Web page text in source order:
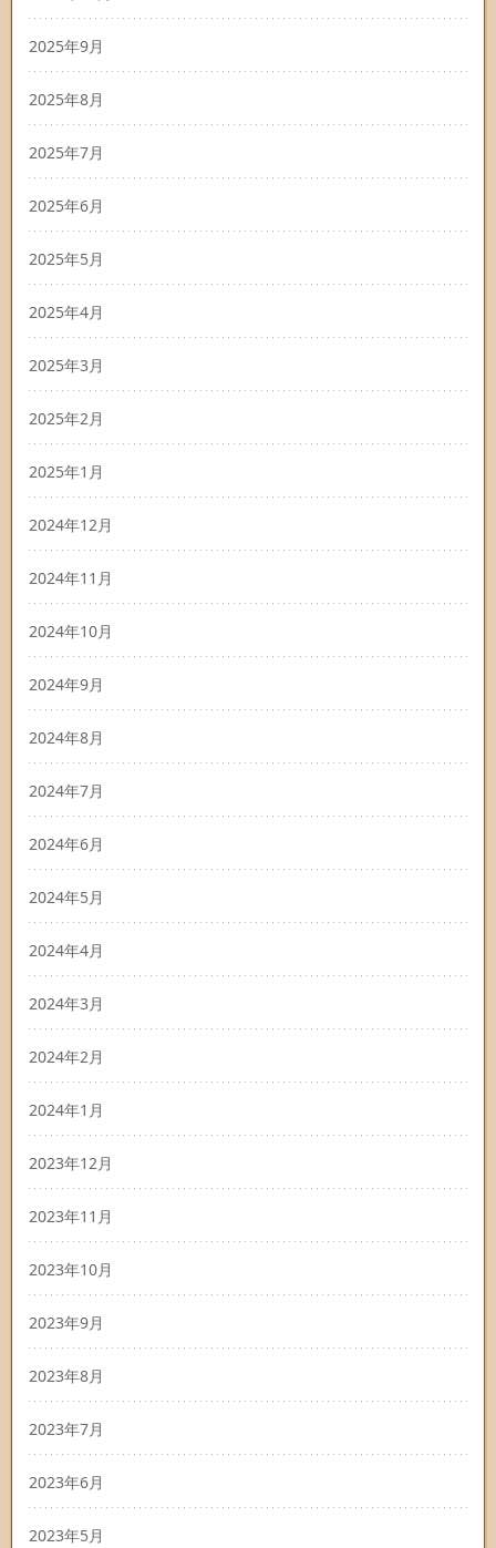
2025年9月
2025年8月
2025年7月
2025年6月
2025年5月
2025年4月
2025年3月
2025年2月
2025年1月
2024年12月
2024年11月
2024年10月
2024年9月
2024年8月
2024年7月
2024年6月
2024年5月
2024年4月
2024年3月
2024年2月
2024年1月
2023年12月
2023年11月
2023年10月
2023年9月
2023年8月
2023年7月
2023年6月
2023年5月